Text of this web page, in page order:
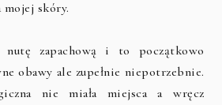
skóry.
zapachową i to początkowo
obawy ale zupełnie niepotrzebnie.
nie miała miejsca a wręcz